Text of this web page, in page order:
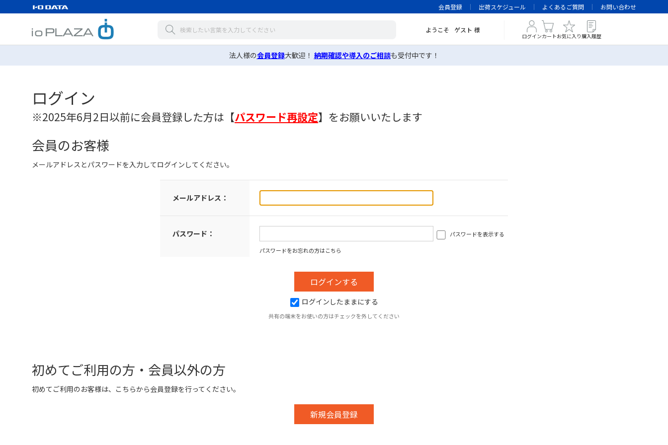
会員登録 出荷スケジュール よくあるご質問 お問い合わせ
ようこそ ゲスト 様
ログインカートお気に入り 購入履歴
法人様の会員登録大歓迎！ 納期確認や導入のご相談も受付中です！
ログイン
※2025年6月2日以前に会員登録した方は 【パスワード再設定】 をお願いいたします
会員のお客様
メールアドレスとパスワードを入力してログインしてください。
メールアドレス：
パスワード： パスワードを表示する
パスワードをお忘れの方はこちら
ログインしたままにする
共有の端末をお使いの方はチェックを外してください
初めてご利用の方・会員以外の方
初めてご利用のお客様は、こちらから会員登録を行ってください。